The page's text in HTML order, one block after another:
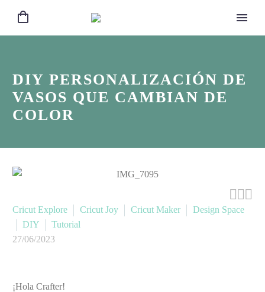
DIY PERSONALIZACIÓN DE
VASOS QUE CAMBIAN DE
COLOR

Cricut Explore Cricut Joy Cricut Maker
Design Space
DIY
Tutorial
27/06/2023
¡Hola Crafter!